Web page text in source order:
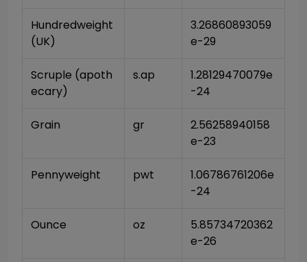
Hundredweight
(UK)
3.26860893059
e-29
Scruple (apoth
ecary)
s.ap
1.28129470079e
-24
Grain gr
2.56258940158
e-23
Pennyweight pwt
1.06786761206e
-24
Ounce oz
5.85734720362
e-26